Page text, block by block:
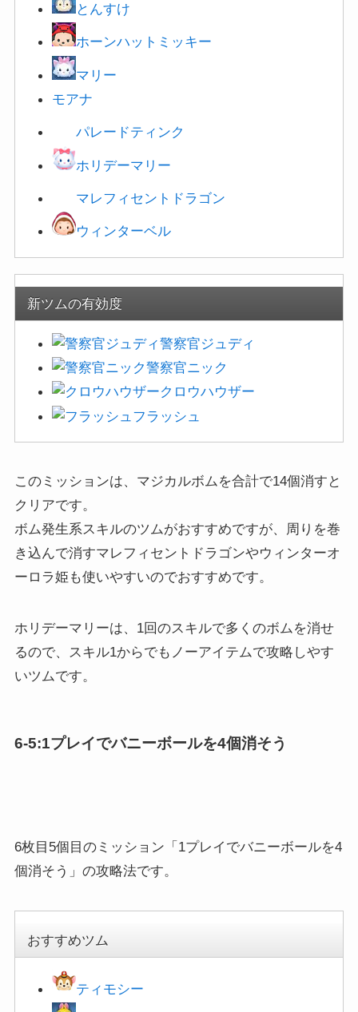
とんすけ
ホーンハットミッキー
マリー
モアナ
ホリデーマリー
新ツムの有効度
警察官ジュディ
警察官ニック
クロウハウザー
フラッシュ
クリアです。
ボム発生系スキルのツムがおすすめですが、周りを巻
き込んで消すマレフィセントドラゴンやウィンターオ
ーロラ姫も使いやすいのでおすすめです。
るので、スキル1からでもノーアイテムで攻略しやす
いツムです。
個消そう」の攻略法です。